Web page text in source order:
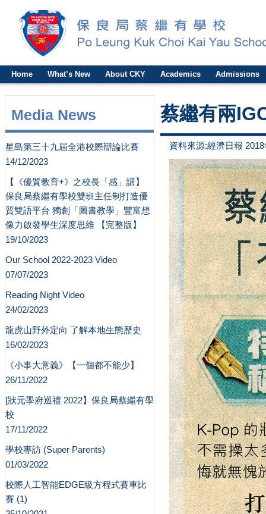
Home What’s New About CKY Academics Admissions
Media News
星島第三十九屆全港校際辯論比賽
14/12/2023
【《優質教育+》之校長「感」講】
保良局蔡繼有學校雙班主任制打造優
質雙語平台 獨創「圖書教學」豐富想
像力啟發學生深度思維 【完整版】
19/10/2023
Our School 2022-2023 Video
07/07/2023
Reading Night Video
24/02/2023
龍虎山野外定向 了解本地生態歷史
16/02/2023
《小事大意義》【一個都不能少】
26/11/2022
[狀元學府巡禮 2022】保良局蔡繼有學
校
17/11/2022
學校專訪 (Super Parents)
01/03/2022
校際人工智能EDGE級方程式賽車比
賽 (1)
蔡繼有兩
資料來源:經濟日報